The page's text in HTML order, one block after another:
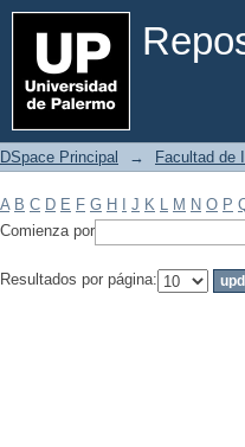
Filtrar por: Materia
DSpace Principal → Facultad de
A B C D E F G H J K L M N O P
Comienza por
Resultados por página: